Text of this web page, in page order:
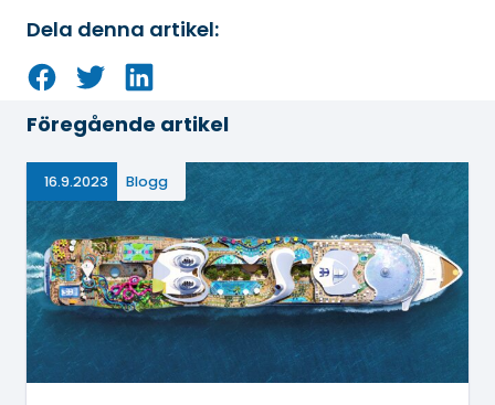
Dela denna artikel:
På Facebook
På TwitterPå LinkedIn
Föregående artikel
16.9.2023 Blogg